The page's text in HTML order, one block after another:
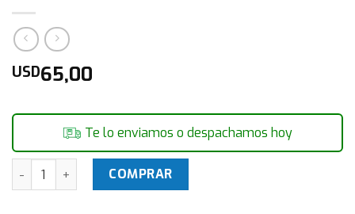
USD65,00
Te lo enviamos o despachamos hoy
PUNTAS P/DESOLDADOR TP100 Y SVS500 (COD TP100N-
COMPRAR